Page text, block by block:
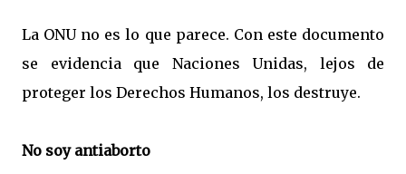
La ONU no es lo que parece. Con este documento
se evidencia que Naciones Unidas, lejos de
proteger los Derechos Humanos, los destruye.
No soy antiaborto